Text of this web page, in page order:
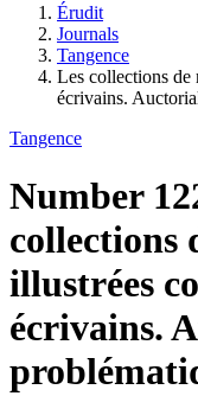
Érudit
Journals
Tangence
Les collections de
écrivains.
Tangence
Number
collections
illustrées
écrivains.